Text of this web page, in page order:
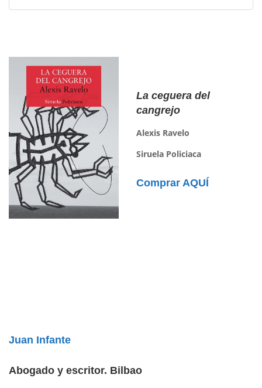
La ceguera del
cangrejo
Alexis Ravelo
Siruela Policiaca
Comprar AQUÍ
Juan Infante
Abogado y escritor. Bilbao